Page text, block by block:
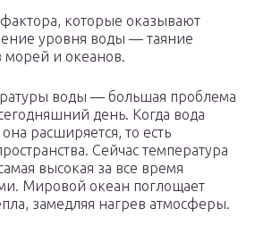
которые оказывают
уровня воды — таяние
морей и океанов.
воды — большая проблема
день. Когда вода
расширяется, то есть
Сейчас температура
высокая за все время
Мировой океан поглощает
замедляя нагрев атмосферы.